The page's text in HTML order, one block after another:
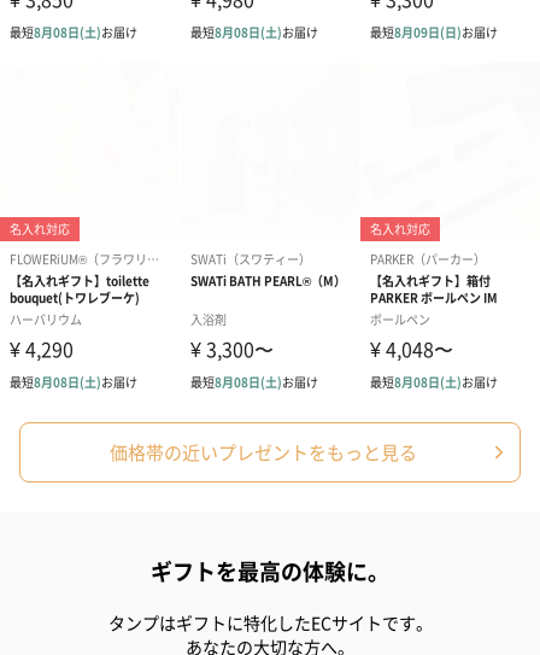
ぬいぐるみ
愛らしいぬいぐるみを同梱してお届けします。
誕生日・記念日・出産祝いなどのシーンにおすすめです。
価格帯の近いプレゼントをもっと見る
ギフトを最高の体験に。
タンプはギフトに特化したECサイトです。
あなたの大切な方へ。